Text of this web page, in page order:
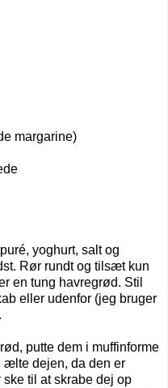
margarine)
yoghurt, salt og
Rør rundt og tilsæt kun
en tung havregrød. Stil
eller udenfor (jeg bruger
putte dem i muffinforme
ælte dejen, da den er
ske til at skrabe dej op